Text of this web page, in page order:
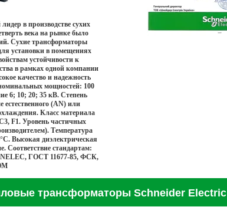
в производстве сухих
века на рынке было
Сухие трансформаторы
установки в помещениях
устойчивости к
в рамках одной компании
качество и надежность
мощностей: 100
6; 10; 20; 35 кВ. Степень
(AN) или
Класс материала
F1. Уровень частичных
Температура
Высокая диэлектрическая
Соответствие стандартам:
ГОСТ 11677-85, ФСК,
трансформаторы Schneider Electric